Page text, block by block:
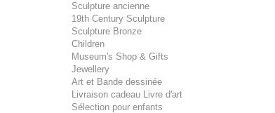
Sculpture ancienne
19th Century Sculpture
Sculpture Bronze
Children
Museum's Shop & Gifts
Jewellery
Art et Bande dessinée
Livraison cadeau Livre d'art
Sélection pour enfants